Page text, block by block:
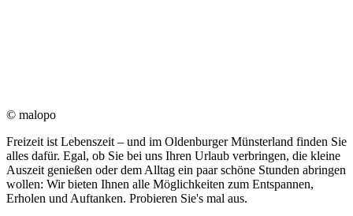
© malopo
Freizeit ist Lebenszeit – und im Oldenburger Münsterland finden Sie
alles dafür. Egal, ob Sie bei uns Ihren Urlaub verbringen, die kleine
Auszeit genießen oder dem Alltag ein paar schöne Stunden abringen
wollen: Wir bieten Ihnen alle Möglichkeiten zum Entspannen,
Erholen und Auftanken. Probieren Sie's mal aus.